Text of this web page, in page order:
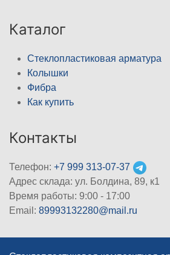
Каталог
Стеклопластиковая арматура
Колышки
Фибра
Как купить
Контакты
Телефон: +7 999 313-07-37
Адрес склада: ул. Болдина, 89, к1
Время работы: 9:00 - 17:00
Email: 89993132280@mail.ru